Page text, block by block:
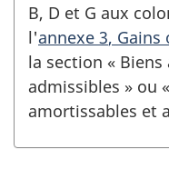
B, D et G aux
l'annexe 3, Gains
la section « Biens
admissibles » ou
amortissables et